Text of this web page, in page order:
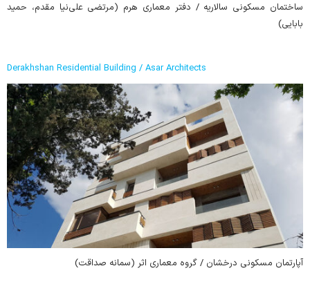
ساختمان مسکونی سالاریه / دفتر معماری هرم (مرتضی علی‌نیا مقدم، حمید
بابایی)
Derakhshan Residential Building / Asar Architects
آپارتمان مسکونی درخشان / گروه معماری اثر (سمانه صداقت)